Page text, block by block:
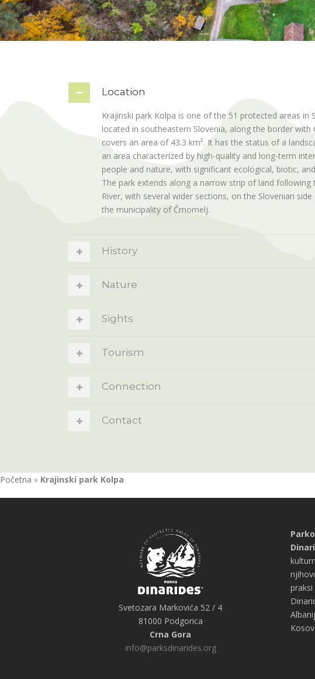
Location
Krajinski park Kolpa is one of the 51 protected areas in
located in southeastern Slovenia, along the border with
covers an area of 43.3 km². It has the status of a
an area characterized by high-quality and long-term
people and nature, with significant ecological, biotic,
The park extends along a narrow strip of land following
River, with several wider sections, on the Slovenian
the municipality of Črnomelj.
History
Nature
Sights
Tourism
Connection
Contact
Početna » Krajinski park Kolpa
Svetozara Markovića 52 / 4
81000 Podgorica
Crna Gora
info@parksdinarides.org